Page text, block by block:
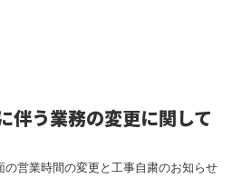
伴う業務の変更に関して
の営業時間の変更と工事自粛のお知らせ